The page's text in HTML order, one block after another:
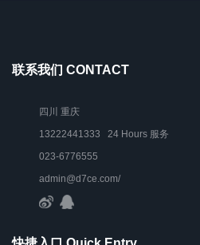
联系我们 CONTACT
四川 重庆
13222441333 24 Hours 服务
023-6776555
admin@d7ce.com/